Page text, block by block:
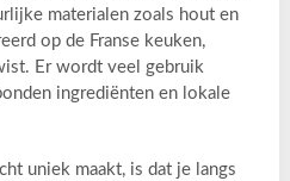
materialen zoals hout en
op de Franse keuken,
Er wordt veel gebruik
ingrediënten en lokale
uniek maakt, is dat je langs